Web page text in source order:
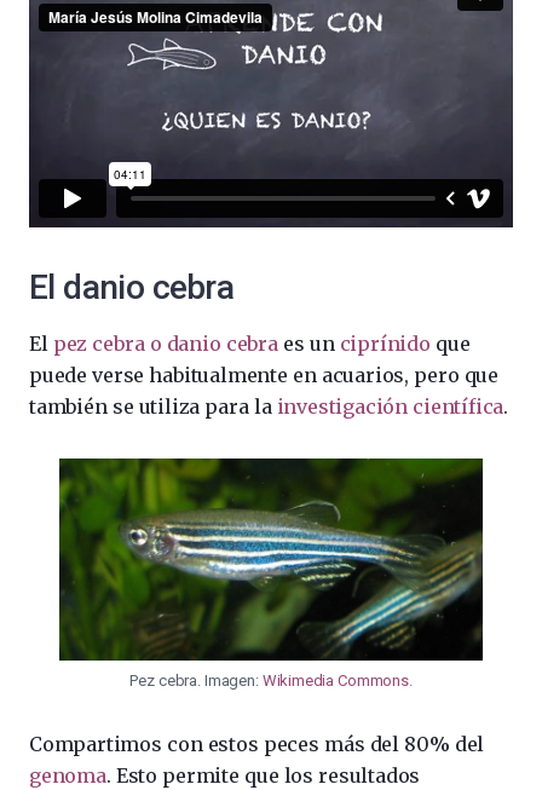
El danio cebra
El pez cebra o danio cebraes un ciprínido que
puede verse habitualmente en acuarios, pero que
también se utiliza para la investigación científica.
Pez cebra. Imagen: Wikimedia Commons.
Compartimos con estos peces más del 80% del
genoma. Esto permite que los resultados